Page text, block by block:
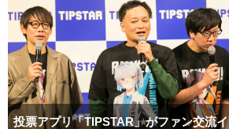
投票アプリ「TIPSTAR」がファン交流イ